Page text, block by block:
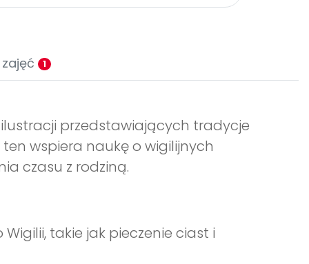
1
przedstawiających tradycje
ten wspiera naukę o wigilijnych
czasu z rodziną.
takie jak pieczenie ciast i